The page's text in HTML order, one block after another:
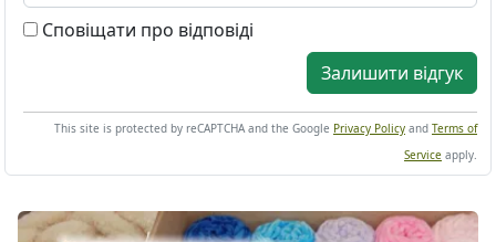
Сповіщати про відповіді
Залишити відгук
This site is protected by reCAPTCHA and the Google Privacy Policy and Terms of
Service apply.